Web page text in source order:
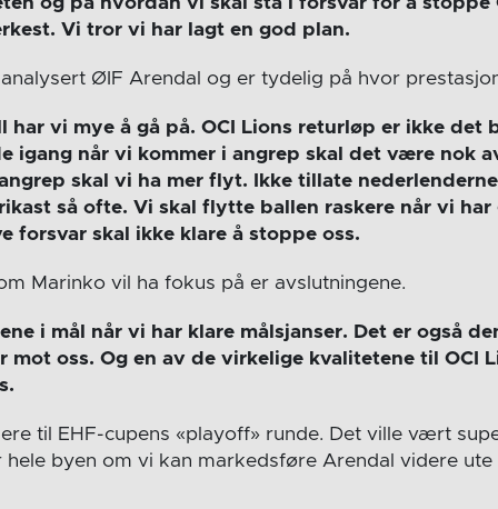
Vi tror vi har lagt en god plan.
ØIF Arendal og er tydelig på hvor
har vi mye å gå på. OCI Lions returløp er ikke det
igang når vi kommer i angrep skal det være nok
skal vi ha mer flyt. Ikke tillate
så ofte. Vi skal flytte ballen raskere når vi har
forsvar skal ikke klare å stoppe oss.
Marinko vil ha fokus på er avslutningene.
i mål når vi har klare målsjanser. Det er også
mot oss. Og en av de virkelige kvalitetene til OCI
til EHF-cupens «playoff» runde. Det ville vært
byen om vi kan markedsføre Arendal videre ute